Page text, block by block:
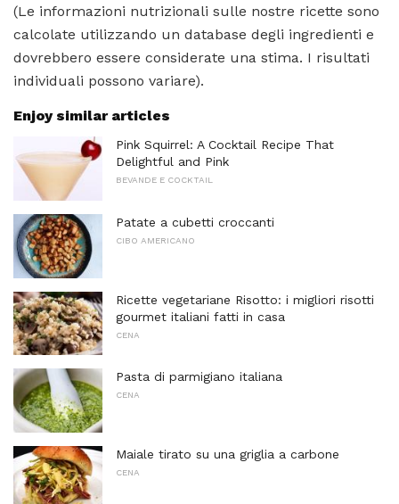
(Le informazioni nutrizionali sulle nostre ricette sono
calcolate utilizzando un database degli ingredienti e
dovrebbero essere considerate una stima. I risultati
individuali possono variare).
Enjoy similar articles
Pink Squirrel: A Cocktail Recipe That
Delightful and Pink
BEVANDE E COCKTAIL
Patate a cubetti croccanti
CIBO AMERICANO
Ricette vegetariane Risotto: i migliori risotti
gourmet italiani fatti in casa
CENA
Pasta di parmigiano italiana
CENA
Maiale tirato su una griglia a carbone
CENA